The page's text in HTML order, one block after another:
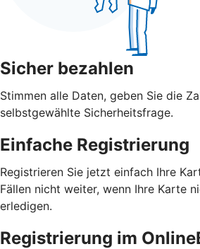
Sicher bezahlen
Stimmen alle Daten, geben Sie die
selbstgewählte Sicherheitsfrage.
Einfache Registrierung
Registrieren Sie jetzt einfach Ihre
Fällen nicht weiter, wenn Ihre Karte
erledigen.
Registrierung im